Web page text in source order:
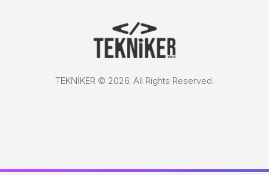
TEKNİKER © 2026. All Rights Reserved.